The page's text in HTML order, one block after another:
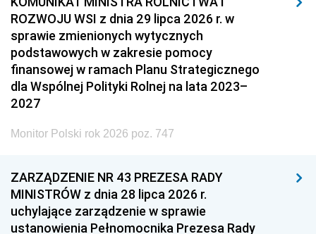
ROZWOJU WSI z dnia 29 lipca 2026 r. w
sprawie zmienionych wytycznych
podstawowych w zakresie pomocy
finansowej w ramach Planu Strategicznego
dla Wspólnej Polityki Rolnej na lata 2023–
2027
Monitor Polski rok 2026 poz. 747
ZARZĄDZENIE NR 43 PREZESA RADY
MINISTRÓW z dnia 28 lipca 2026 r.
uchylające zarządzenie w sprawie
ustanowienia Pełnomocnika Prezesa Rady